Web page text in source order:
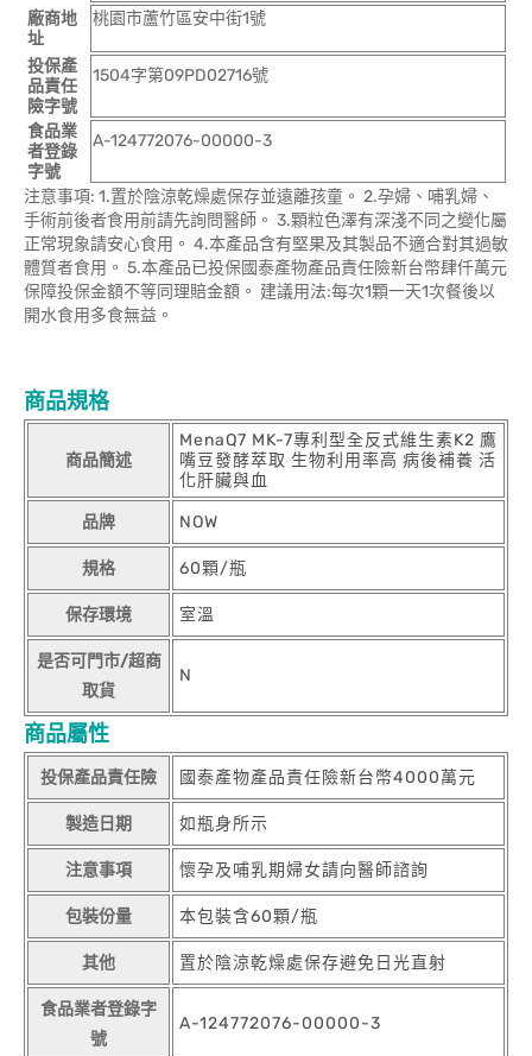
廠商地
址
桃園市蘆竹區安中街1號
投保產
品責任
險字號
1504字第09PD02716號
食品業
者登錄
字號
A-124772076-00000-3
注意事項: 1.置於陰涼乾燥處保存並遠離孩童。 2.孕婦、哺乳婦、
手術前後者食用前請先詢問醫師。 3.顆粒色澤有深淺不同之變化屬
正常現象請安心食用。 4.本產品含有堅果及其製品不適合對其過敏
體質者食用。 5.本產品已投保國泰產物產品責任險新台幣肆仟萬元
保障投保金額不等同理賠金額。 建議用法:每次1顆一天1次餐後以
開水食用多食無益。
商品規格
商品簡述
MenaQ7 MK-7專利型全反式維生素K2 鷹
嘴豆發酵萃取 生物利用率高 病後補養 活
化肝臟與血
品牌 NOW
規格 60顆/瓶
保存環境 室溫
是否可門市/超商
取貨
N
商品屬性
投保產品責任險 國泰產物產品責任險新台幣4000萬元
製造日期 如瓶身所示
注意事項 懷孕及哺乳期婦女請向醫師諮詢
包裝份量 本包裝含60顆/瓶
其他 置於陰涼乾燥處保存避免日光直射
食品業者登錄字
號
A-124772076-00000-3